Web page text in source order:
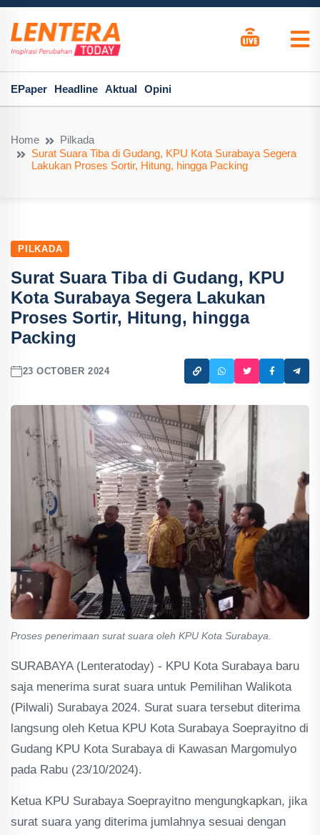
EPaper Headline Aktual Opini
Home
Pilkada
Surat Suara Tiba di Gudang, KPU Kota Surabaya Segera
Lakukan Proses Sortir, Hitung, hingga Packing
PILKADA
Surat Suara Tiba di Gudang, KPU
Kota Surabaya Segera Lakukan
Proses Sortir, Hitung, hingga
Packing
23 OCTOBER 2024
Proses penerimaan surat suara oleh KPU Kota Surabaya.
SURABAYA (Lenteratoday) - KPU Kota Surabaya baru
saja menerima surat suara untuk Pemilihan Walikota
(Pilwali) Surabaya 2024. Surat suara tersebut diterima
langsung oleh Ketua KPU Kota Surabaya Soeprayitno di
Gudang KPU Kota Surabaya di Kawasan Margomulyo
pada Rabu (23/10/2024).
Ketua KPU Surabaya Soeprayitno mengungkapkan, jika
surat suara yang diterima jumlahnya sesuai dengan